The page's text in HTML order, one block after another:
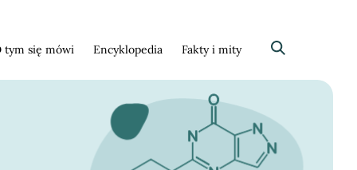
tym się mówi Encyklopedia Fakty i mity Szukaj